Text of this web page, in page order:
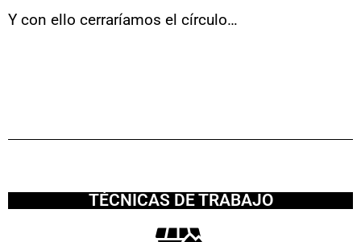
Y con ello cerraríamos el círculo…
TÉCNICAS DE TRABAJO